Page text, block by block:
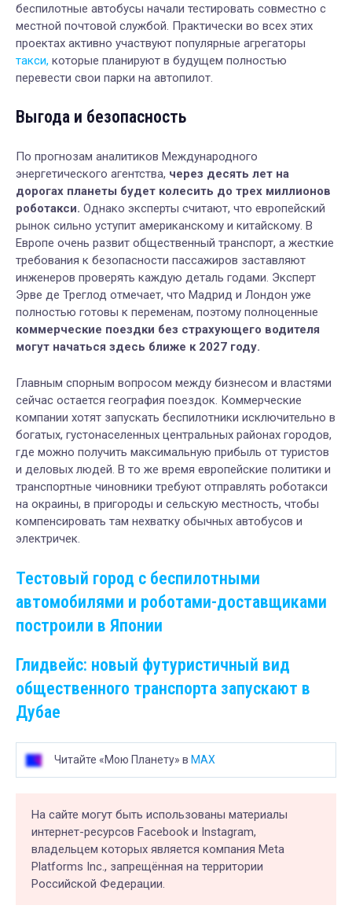
беспилотные автобусы начали тестировать совместно с
местной почтовой службой. Практически во всех этих
проектах активно участвуют популярные агрегаторы
такси, которые планируют в будущем полностью
перевести свои парки на автопилот.
Выгода и безопасность
По прогнозам аналитиков Международного
энергетического агентства, через десять лет на
дорогах планеты будет колесить до трех миллионов
роботакси. Однако эксперты считают, что европейский
рынок сильно уступит американскому и китайскому. В
Европе очень развит общественный транспорт, а жесткие
требования к безопасности пассажиров заставляют
инженеров проверять каждую деталь годами. Эксперт
Эрве де Треглод отмечает, что Мадрид и Лондон уже
полностью готовы к переменам, поэтому полноценные
коммерческие поездки без страхующего водителя
могут начаться здесь ближе к 2027 году.
Главным спорным вопросом между бизнесом и властями
сейчас остается география поездок. Коммерческие
компании хотят запускать беспилотники исключительно в
богатых, густонаселенных центральных районах городов,
где можно получить максимальную прибыль от туристов
и деловых людей. В то же время европейские политики и
транспортные чиновники требуют отправлять роботакси
на окраины, в пригороды и сельскую местность, чтобы
компенсировать там нехватку обычных автобусов и
электричек.
Тестовый город с беспилотными
автомобилями и роботами-доставщиками
построили в Японии
Глидвейс: новый футуристичный вид
общественного транспорта запускают в
Дубае
Читайте «Мою Планету» в MAX
На сайте могут быть использованы материалы
интернет-ресурсов Facebook и Instagram,
владельцем которых является компания Meta
Platforms Inc., запрещённая на территории
Российской Федерации.